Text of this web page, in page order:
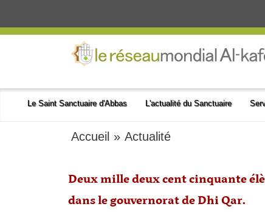
Le Saint Sanctuaire d'Abbas L'actualité du Sanctuaire
Accueil »Actualité
Deux mille deux cent cinquante
dans le gouvernorat de Dhi Qar.